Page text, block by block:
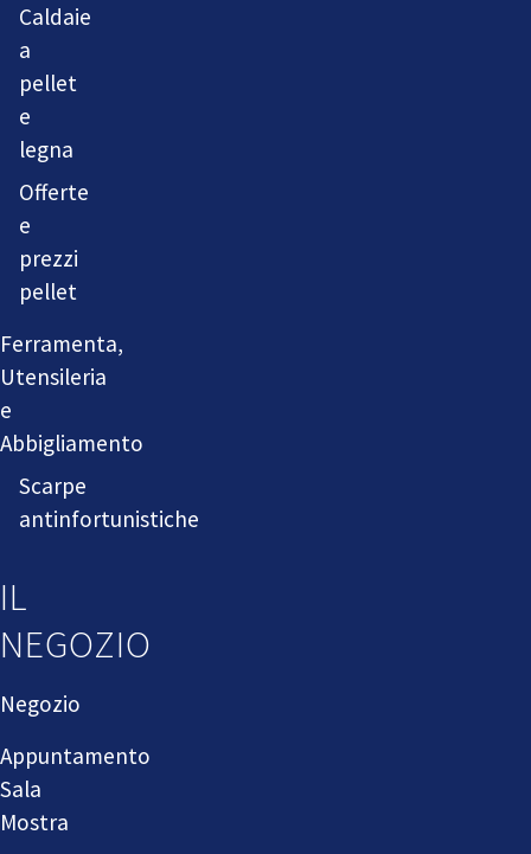
Caldaie
a
pellet
e
legna
Offerte
e
prezzi
pellet
Ferramenta,
Utensileria
e
Abbigliamento
Scarpe
antinfortunistiche
IL
NEGOZIO
Negozio
Appuntamento
Sala
Mostra